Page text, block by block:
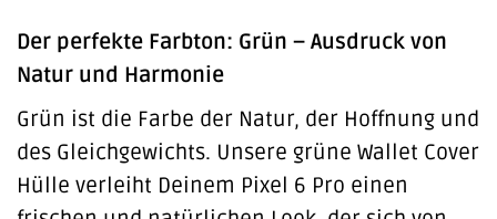
Der perfekte Farbton: Grün – Ausdruck von
Natur und Harmonie
Grün ist die Farbe der Natur, der Hoffnung und
des Gleichgewichts. Unsere grüne Wallet Cover
Hülle verleiht Deinem Pixel 6 Pro einen